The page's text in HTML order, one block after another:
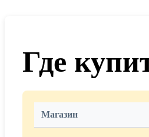
Где
Магазин